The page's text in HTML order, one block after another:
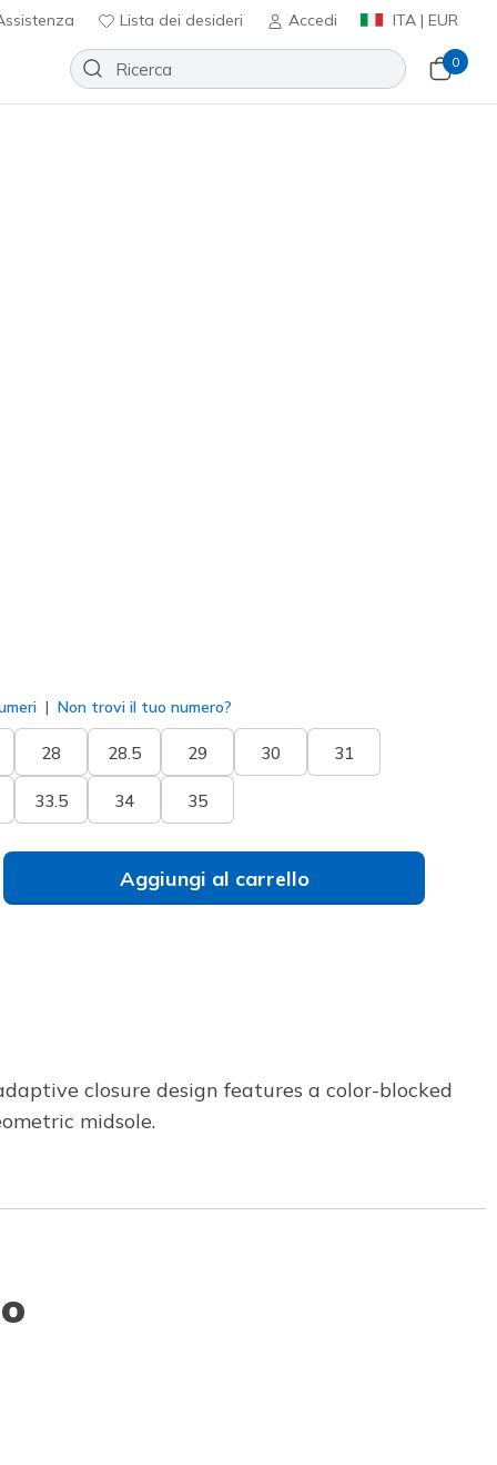
Lista dei desideri Accedi ITA | EUR
0
Non trovi il tuo numero?
28 28.5 29 30 31
33.5 34 35
Aggiungi al carrello
closure design features a color-blocked
midsole.